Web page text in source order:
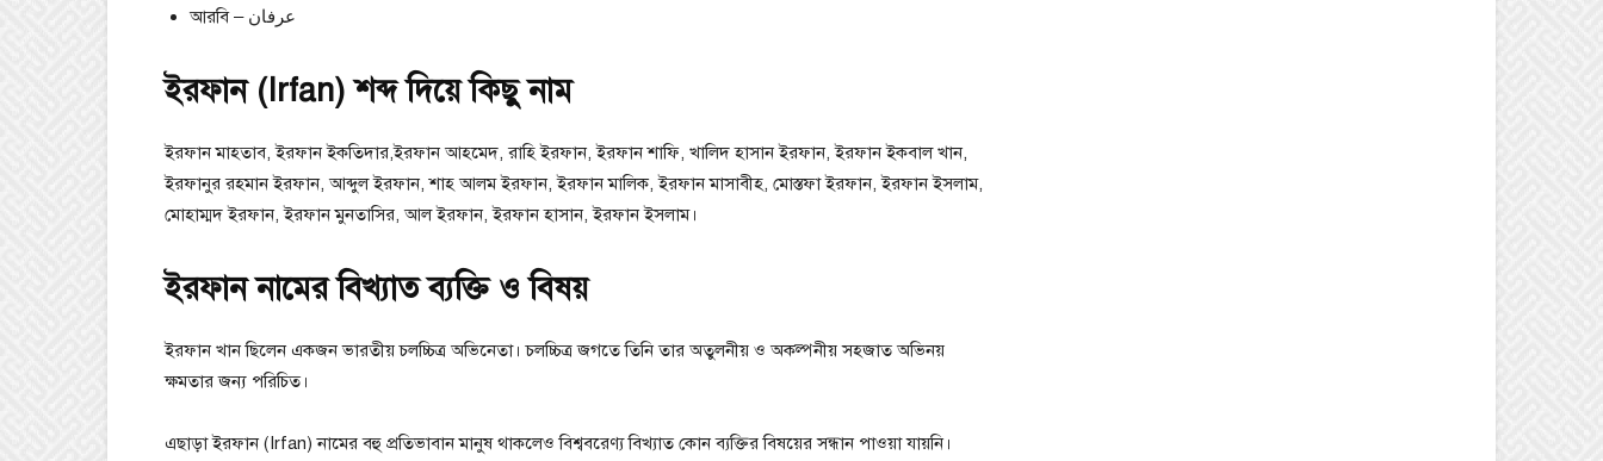
আরবি – عرفان
ইরফান (Irfan) শব্দ দিয়ে কিছু নাম
ইরফান মাহতাব, ইরফান ইকতিদার,ইরফান আহমেদ, রাহি ইরফান, ইরফান শাফি, খালিদ হাসান ইরফান, ইরফান ইকবাল খান,
ইরফানুর রহমান ইরফান, আব্দুল ইরফান, শাহ আলম ইরফান, ইরফান মালিক, ইরফান মাসাবীহ, মোস্তফা ইরফান, ইরফান ইসলাম,
মোহাম্মদ ইরফান, ইরফান মুনতাসির, আল ইরফান, ইরফান হাসান, ইরফান ইসলাম।
ইরফান নামের বিখ্যাত ব্যক্তি ও বিষয়
ইরফান খান ছিলেন একজন ভারতীয় চলচ্চিত্র অভিনেতা। চলচ্চিত্র জগতে তিনি তার অতুলনীয় ও অকল্পনীয় সহজাত অভিনয়
ক্ষমতার জন্য পরিচিত।
এছাড়া ইরফান (Irfan) নামের বহু প্রতিভাবান মানুষ থাকলেও বিশ্ববরেণ্য বিখ্যাত কোন ব্যক্তির বিষয়ের সন্ধান পাওয়া যায়নি।